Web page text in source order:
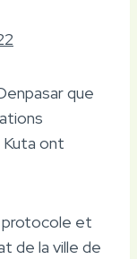
que
ont
protocole et
de la ville de